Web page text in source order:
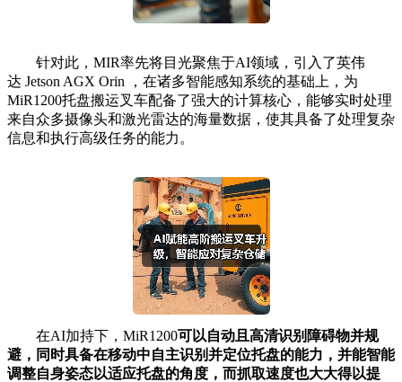
针对此，MIR率先将目光聚焦于AI领域，引入了英伟
达 Jetson AGX Orin ，在诸多智能感知系统的基础上，为
MiR1200托盘搬运叉车配备了强大的计算核心，能够实时处理
来自众多摄像头和激光雷达的海量数据，使其具备了处理复杂
信息和执行高级任务的能力。
在AI加持下，MiR1200可以自动且高清识别障碍物并规
避，同时具备在移动中自主识别并定位托盘的能力，并能智能
调整自身姿态以适应托盘的角度， 而抓取速度也大大得以提